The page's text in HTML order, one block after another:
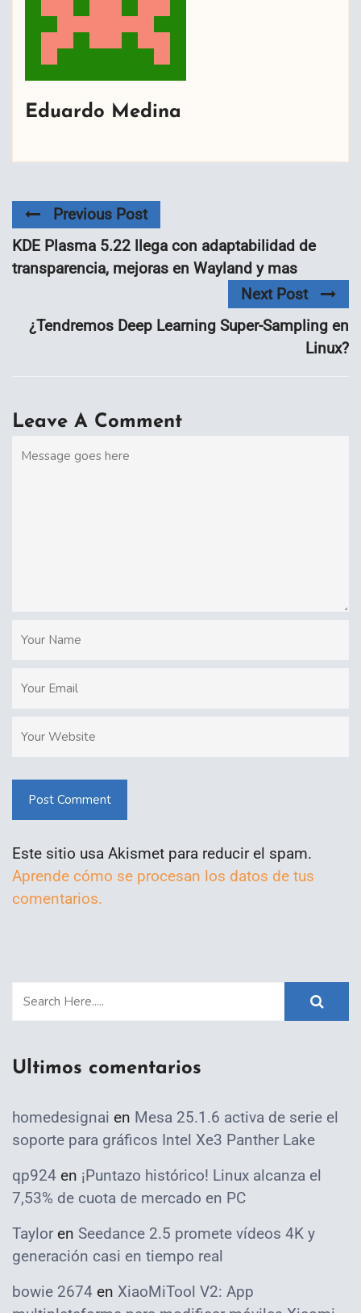
Eduardo Medina
Previous Post
KDE Plasma 5.22 llega con adaptabilidad de
transparencia, mejoras en Wayland y mas
Next Post
¿Tendremos Deep Learning Super-Sampling en
Linux?
Leave A Comment
Post Comment
Este sitio usa Akismet para reducir el spam.
Aprende cómo se procesan los datos de tus
comentarios.
Ultimos comentarios
homedesignai en Mesa 25.1.6 activa de serie el
soporte para gráficos Intel Xe3 Panther Lake
qp924 en ¡Puntazo histórico! Linux alcanza el
7,53% de cuota de mercado en PC
Taylor en Seedance 2.5 promete vídeos 4K y
generación casi en tiempo real
bowie 2674 en XiaoMiTool V2: App